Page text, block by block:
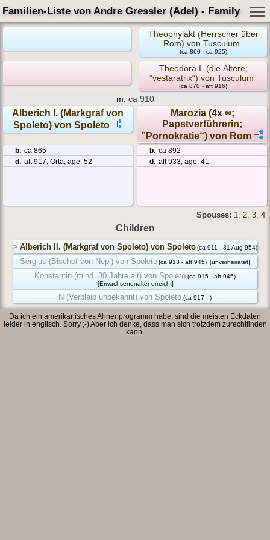
Familien-Liste von Andre Gressler (Adel) - Family Card
Theophylakt (Herrscher über
Rom) von Tusculum
(ca 860 - ca 925)
Theodora I. (die Ältere;
”vestaratrix“) von Tusculum
(ca 870 - aft 916)
m. ca 910
Alberich I. (Markgraf von
Spoleto) von Spoleto
Marozia (4x ∞;
Papstverführerin;
”Pornokratie“) von Rom
b. ca 865
d. aft 917, Orta, age: 52
b. ca 892
d. aft 933, age: 41
Spouses: 1, 2, 3, 4
Children
> Alberich II. (Markgraf von Spoleto) von Spoleto(ca 911 - 31 Aug 954)
Sergius (Bischof von Nepi) von Spoleto(ca 913 - aft 945) [unverheiratet]
Konstantin (mind. 30 Jahre alt) von Spoleto (ca 915 - aft 945)
[Erwachsenenalter erreicht]
N (Verbleib unbekannt) von Spoleto (ca 917 - )
Da ich ein amerikanisches Ahnenprogramm habe, sind die meisten Eckdaten
leider in englisch. Sorry ;-) Aber ich denke, dass man sich trotzdem zurechtfinden
kann.